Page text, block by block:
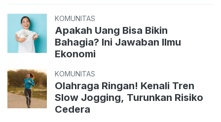
KOMUNITAS
Apakah Uang Bisa Bikin
Bahagia? Ini Jawaban Ilmu
Ekonomi
KOMUNITAS
Olahraga Ringan! Kenali Tren
Slow Jogging, Turunkan Risiko
Cedera